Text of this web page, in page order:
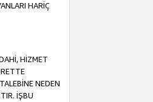
HARİÇ
HİZMET
NEDEN
İŞBU